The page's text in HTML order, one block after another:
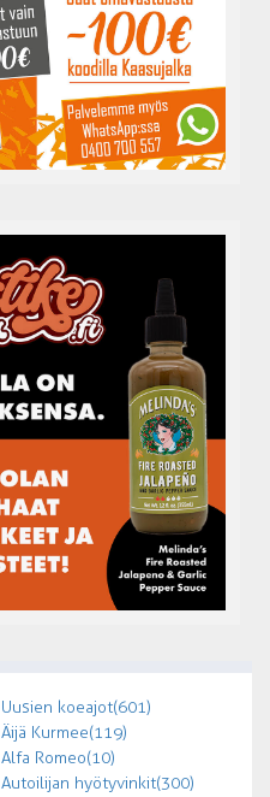
Uusien koeajot (601)
Äijä Kurmee (119)
Alfa Romeo (10)
Autoilijan hyötyvinkit (300)